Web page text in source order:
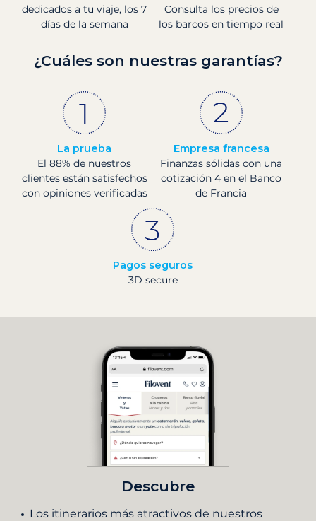
dedicados a tu viaje, los 7
días de la semana
Consulta los precios de
los barcos en tiempo real
¿Cuáles son nuestras garantías?
La prueba
El 88% de nuestros
clientes están satisfechos
con opiniones verificadas
Empresa francesa
Finanzas sólidas con una
cotización 4 en el Banco
de Francia
Pagos seguros
3D secure
Descubre
Los itinerarios más atractivos de nuestros